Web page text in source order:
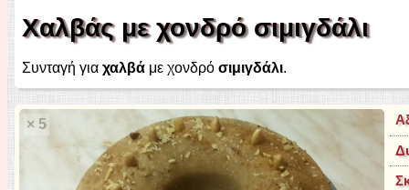
Χαλβάς με χονδρό σιμιγδάλι
Συνταγή για χαλβά με χονδρό σιμιγδάλι.
× 5